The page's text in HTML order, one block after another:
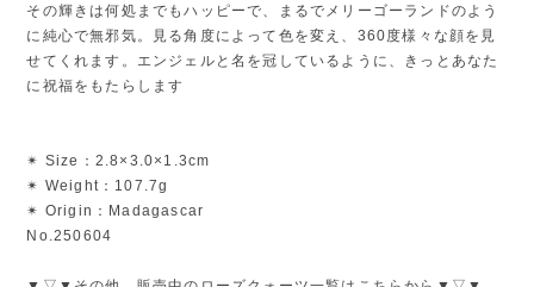
その輝きは何処までもハッピーで、まるでメリーゴーランドのよう
に純心で無邪気。見る角度によって色を変え、360度様々な顔を見
せてくれます。エンジェルと名を冠しているように、きっとあなた
に祝福をもたらします
✴︎ Size：2.8×3.0×1.3cm
✴︎ Weight：107.7g
✴︎ Origin：Madagascar
No.250604